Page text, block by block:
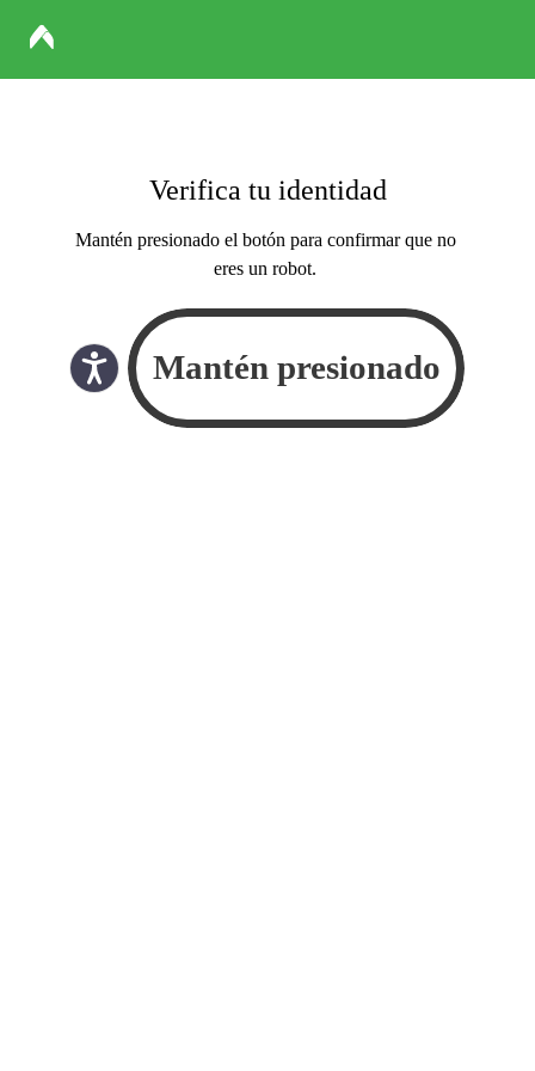
Verifica tu identidad
Mantén presionado el botón para confirmar que no
eres un robot.